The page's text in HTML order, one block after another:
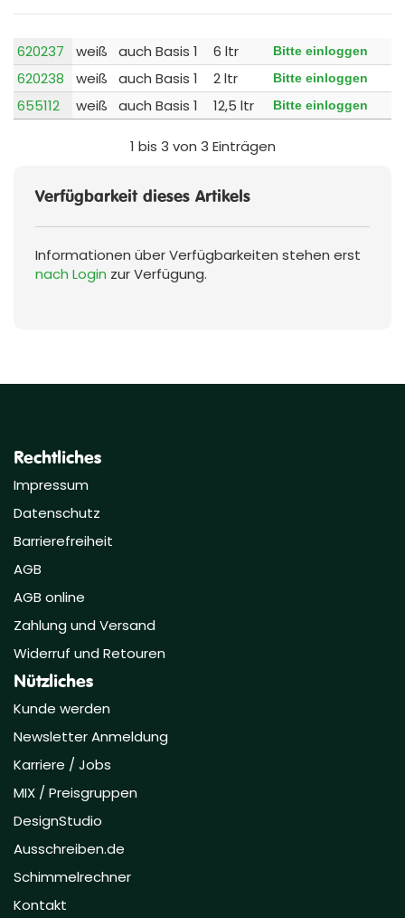
Verfügbarkeit dieses Artikels
Informationen über Verfügbarkeiten stehen erst
nach Login zur Verfügung.
620237 weiß auch Basis 1 6 ltr Bitte einloggen
620238 weiß auch Basis 1 2 ltr Bitte einloggen
655112 weiß auch Basis 1 12,5 ltr Bitte einloggen
1 bis 3 von 3 Einträgen
Rechtliches
Impressum
Datenschutz
Barrierefreiheit
AGB
AGB online
Zahlung und Versand
Widerruf und Retouren
Nützliches
Kunde werden
Newsletter Anmeldung
Karriere / Jobs
MIX / Preisgruppen
DesignStudio
Ausschreiben.de
Schimmelrechner
Kontakt